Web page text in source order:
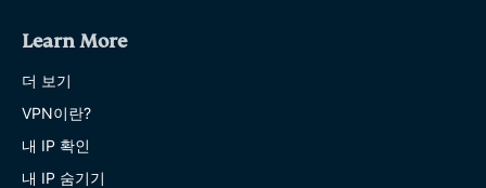
Learn More
더 보기
VPN이란?
내 IP 확인
내 IP 숨기기